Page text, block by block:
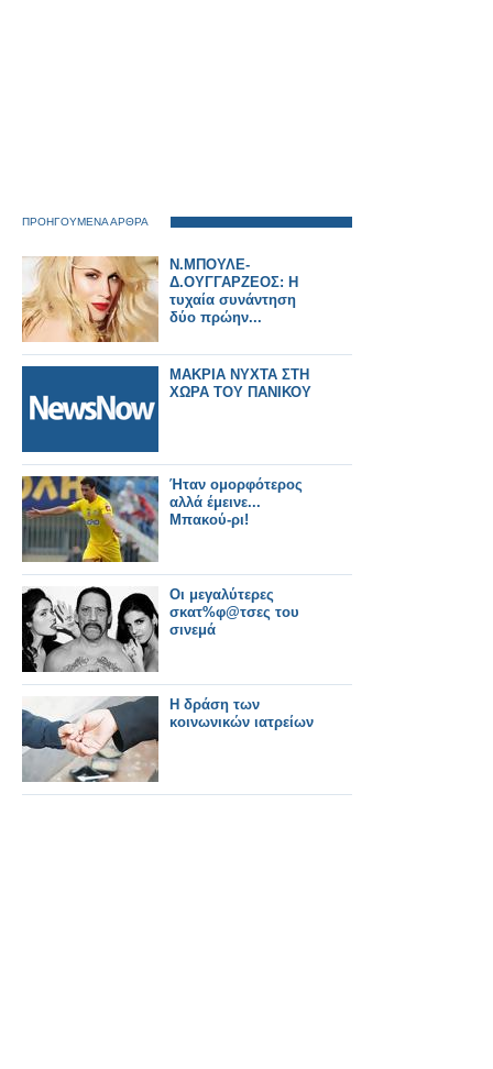
ΠΡΟΗΓΟΥΜΕΝΑ ΑΡΘΡΑ
Ν.ΜΠΟΥΛΕ-
Δ.ΟΥΓΓΑΡΖΕΟΣ: Η
τυχαία συνάντηση
δύο πρώην...
ΜΑΚΡΙΑ ΝΥΧΤΑ ΣΤΗ
ΧΩΡΑ ΤΟΥ ΠΑΝΙΚΟΥ
Ήταν ομορφότερος
αλλά έμεινε...
Μπακού-ρι!
Oι μεγαλύτερες
σκατ%φ@τσες του
σινεμά
Η δράση των
κοινωνικών ιατρείων